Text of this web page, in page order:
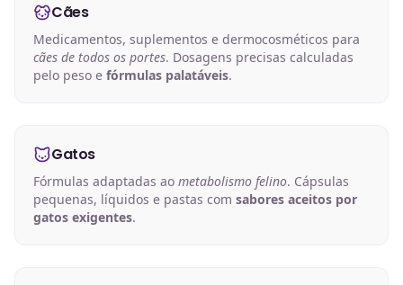
Cães
Medicamentos, suplementos e dermocosméticos para
cães de todos os portes. Dosagens precisas calculadas
pelo peso e fórmulas palatáveis.
Gatos
Fórmulas adaptadas ao metabolismo felino. Cápsulas
pequenas, líquidos e pastas com sabores aceitos por
gatos exigentes.